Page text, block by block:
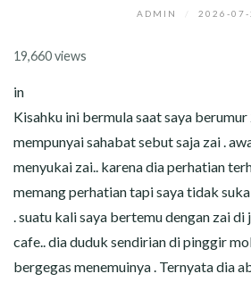
ADMIN 2026-07-
19,660 views
in
Kisahku ini bermula saat saya berumur
mempunyai sahabat sebut saja zai .
menyukai zai.. karena dia perhatian
memang perhatian tapi saya tidak
. suatu kali saya bertemu dengan zai di
cafe.. dia duduk sendirian di pinggir
bergegas menemuinya . Ternyata dia
CERITA MALAM
CERITA NAKAL
CERITA SEMPROT